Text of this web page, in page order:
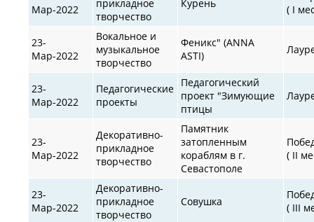
Мар-2022
прикладное
творчество
Курень
( I
23-
Мар-2022
Вокальное и
музыкальное
творчество
Феникс" (ANNA
ASTI)
23-
Мар-2022
Педагогические
проекты
Педагогический
проект "Зимующие
птицы
23-
Мар-2022
Декоративно-
прикладное
творчество
Памятник
затопленным
кораблям в г.
Севастополе
( II
23-
Мар-2022
Декоративно-
прикладное
творчество
Совушка
( III